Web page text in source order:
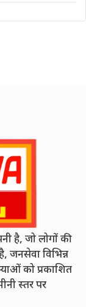
है, जो लोगों की
विभिन्न
को प्रकाशित
स्तर पर